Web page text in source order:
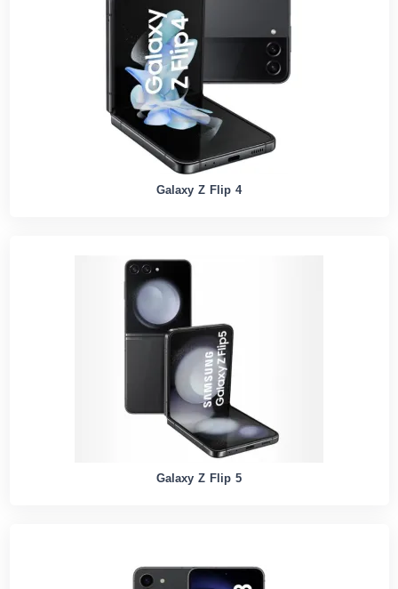
Galaxy Z Flip 4
Galaxy Z Flip 5